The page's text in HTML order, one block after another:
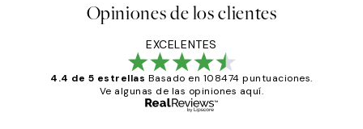
Opiniones de los clientes
EXCELENTES
4.4 de 5 estrellas Basado en 108474 puntuaciones.
Ve algunas de las opiniones aquí.